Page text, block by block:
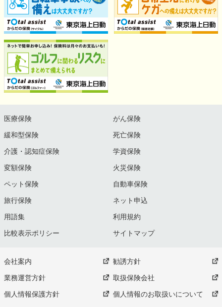
医療保険 がん保険
緩和型保険 死亡保険
介護・認知症保険 学資保険
変額保険 火災保険
ペット保険 自動車保険
旅行保険 ネット申込
用語集 利用規約
比較表示ポリシー サイトマップ
会社案内 勧誘方針
業務運営方針 取扱保険会社
個人情報保護方針 個人情報のお取扱いについて